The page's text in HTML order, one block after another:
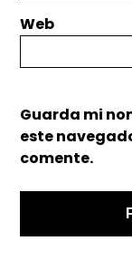
Web
Guarda mi
este
comente.